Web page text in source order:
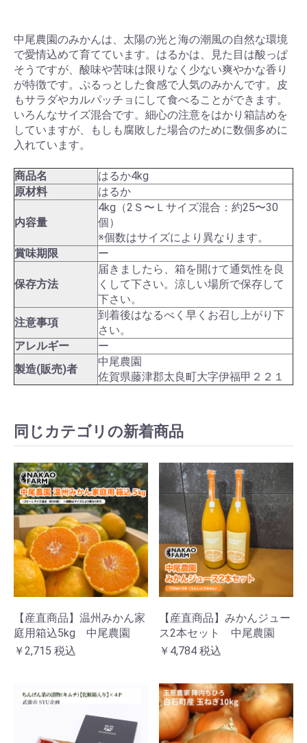
お買い物を続ける カートへ進む
中尾農園のみかんは、太陽の光と海の潮風の自然な環境
で愛情込めて育てています。はるかは、見た目は酸っぱ
そうですが、酸味や苦味は限りなく少ない爽やかな香り
が特徴です。ぷるっとした食感で人気のみかんです。皮
もサラダやカルパッチョにして食べることができます。
いろんなサイズ混合です。細心の注意をはかり箱詰めを
していますが、もしも腐敗した場合のために数個多めに
入れています。
商品名
はるか4kg
原材料
はるか
内容量
4kg（2Ｓ〜Ｌサイズ混合：約25〜30
個）
※個数はサイズにより異なります。
賞味期限
ー
保存方法
届きましたら、箱を開けて通気性を良
くして下さい。涼しい場所で保存して
下さい。
注意事項
到着後はなるべく早くお召し上がり下
さい。
アレルギー
ー
製造(販売)者
中尾農園
佐賀県藤津郡太良町大字伊福甲２２１
同じカテゴリの新着商品
【産直商品】温州みかん家
庭用箱込5kg 中尾農園
￥2,715 税込
【産直商品】みかんジュー
ス2本セット 中尾農園
￥4,784 税込